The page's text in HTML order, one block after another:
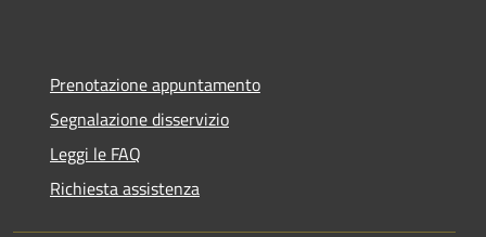
Prenotazione appuntamento
Segnalazione disservizio
Leggi le FAQ
Richiesta assistenza